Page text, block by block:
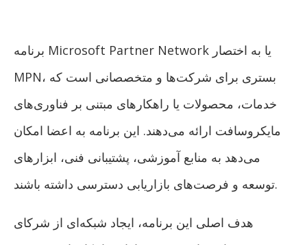
برنامه Microsoft Partner Network یا به اختصار
MPN، بستری برای شرکت‌ها و متخصصانی است که
خدمات، محصولات یا راهکارهای مبتنی بر فناوری‌های
مایکروسافت ارائه می‌دهند. این برنامه به اعضا امکان
می‌دهد به منابع آموزشی، پشتیبانی فنی، ابزارهای
توسعه و فرصت‌های بازاریابی دسترسی داشته باشند.
هدف اصلی این برنامه، ایجاد شبکه‌ای از شرکای